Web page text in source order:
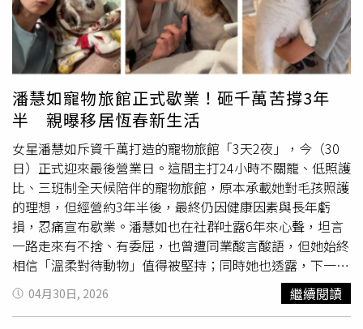
愛爾麗全台18間診所內皆裝設相同類型裝置，相關設備目前
均已遭查扣，全案將朝《刑法》妨害秘密、妨害性隱私等方
向偵辦。另一方面，台北地檢署也認定愛爾麗總裁常如山涉
嫌有滅證之虞，已向法院聲請羈押，整起事件持續延燒，也
讓外界對醫美診所的隱私安全問題掀起高度關注。
相當低調，不僅拒絕媒體採訪，還拉起窗簾避免內部畫面曝
光。衛生局表示，目前已在諮詢室、診療室及針劑室等區域
發現監視設備與煙霧偵測器，若後續確認錄影行為未具特定
目的，或未取得病患書面同意，恐違反《個人資料保護
法》，可處5萬至50萬元罰鍰；若涉及病患隱私洩漏，也可
能違反《醫療法》，最高可再罰5萬至25萬元。此外，若煙
霧偵測器內部真的藏有攝影設備，甚至可能涉及刑法「妨害
秘密罪」，全案目前已主動移送檢調單位深入追查。檢警也
正進一步釐清相關設備來源、是否實際錄影，以及有無影像
保存或外流情況，而風暴爆發後，也引發大批消費者恐慌退
費。有民眾表示，自己原本仍有療程尚未完成，但看到疑似
偷拍消息後，已無法再安心接受治療，因此決定終止療程並
申請退費。然而讓消費者更加不滿的是，診所雖願意辦理退
費，卻要求消費者自行負擔5%手續費。對此，不少人怒
批，「不是我們違約，是店家自己出問題，為什麼最後還要
消費者吞手續費？」也有消費者坦言，雖然第一線美容師與
諮詢師服務態度依舊良好，但整體信任感早已崩潰，「不管
潘慧如寵物旅館正式歇業！砸千萬苦撐3年
半 親曝移居恆春新生活
女星潘慧如斥資千萬打造的寵物旅館「3天2夜」，今（30
日）正式迎來最後營業日。這間主打24小時不關籠、低照護
比、三班制全天候陪伴的寵物旅館，原本承載她對毛孩照護
的理想，但經營約3年半後，最終仍因健康因素與長年虧
損，忍痛宣布歇業。潘慧如也在社群吐露6年來心聲，坦言
一路走來有不捨、有委屈，也曾遭同業酸言酸語，但她始終
相信「溫柔對待動物」值得被堅持；同時她也透露，下一階
段將移居屏東恆春，帶著愛犬雪寶、嘟嘟展開南北奔波的新
生活。潘慧如透露，從宣布結束營業到現在約2個月，收到
許多飼主與支持者的惋惜和不捨，但也難免出現酸言酸語。
04月30日, 2026 繼續閱讀